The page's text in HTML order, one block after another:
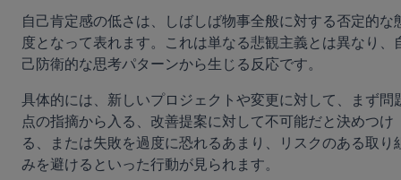
自己肯定感の低さは、しばしば物事全般に対する否定的な
度となって表れます。これは単なる悲観主義とは異なり、
己防衛的な思考パターンから生じる反応です。
具体的には、新しいプロジェクトや変更に対して、まず問
点の指摘から入る、改善提案に対して不可能だと決めつけ
る、または失敗を過度に恐れるあまり、リスクのある取り
みを避けるといった行動が見られます。